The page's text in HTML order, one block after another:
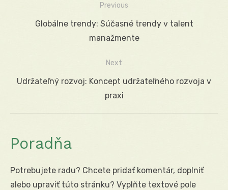
Navigácia
Previous
PreviousGlobálne trendy: Súčasné trendy v talent
manažmente
Next
Next
Udržateľný rozvoj: Koncept udržateľného rozvoja v
praxi
Poradňa
Potrebujete radu? Chcete pridať komentár, doplniť
alebo upraviť túto stránku? Vyplňte textové pole